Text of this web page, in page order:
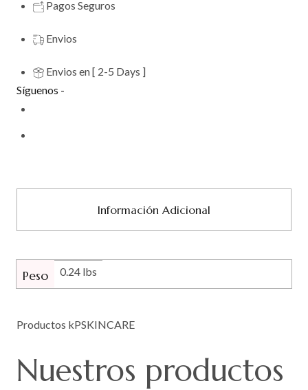
Pagos Seguros
Envios
Envios en [ 2-5 Days ]
Síguenos -
Información Adicional
Peso 0.24 lbs
Productos kPSKINCARE
Nuestros productos